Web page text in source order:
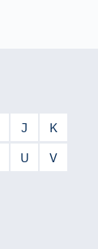
J
K
U
V